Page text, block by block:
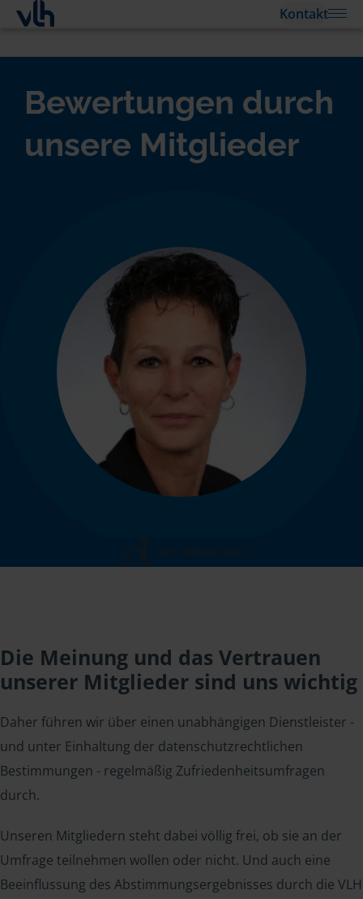
Kontakt
Bewertungen durch
unsere Mitglieder
Die Meinung und das Vertrauen
unserer Mitglieder sind uns wichtig
Daher führen wir über einen unabhängigen Dienstleister -
und unter Einhaltung der datenschutzrechtlichen
Bestimmungen - regelmäßig Zufriedenheitsumfragen
durch.
Unseren Mitgliedern steht dabei völlig frei, ob sie an der
Umfrage teilnehmen wollen oder nicht. Und auch eine
Beeinflussung des Abstimmungsergebnisses durch die VLH